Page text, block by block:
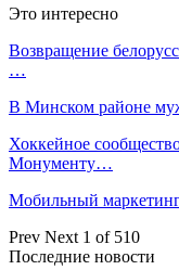
Это интересно
Возвращение
…
В Минском районе
Хоккейное
Монументу…
Мобильный
Prev Next 1 of 510
Последние новости